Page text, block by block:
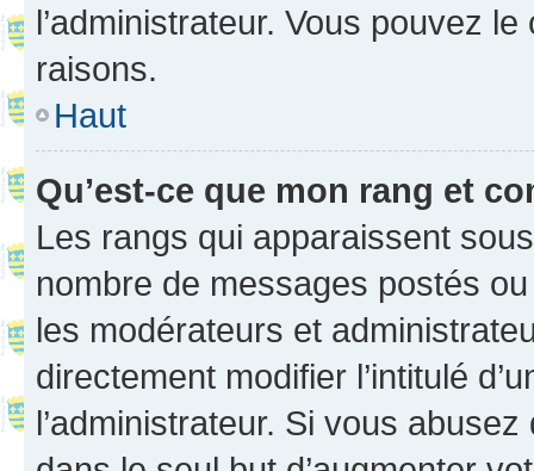
l’administrateur. Vous pouvez
raisons.
Haut
Qu’est-ce que mon rang et
Les rangs qui apparaissent
nombre de messages postés
les modérateurs et
directement modifier l’intitulé
l’administrateur. Si vous